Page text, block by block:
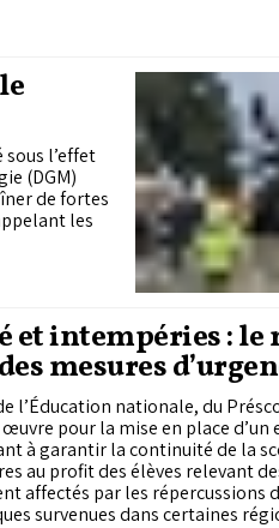
l’effet
(DGM)
de fortes
les
et intempéries :
mesures
touchées
l’Éducation nationale, du
pour la mise en place d’un
à garantir la continuité de la
au profit des élèves relevant
affectés par les répercussions
survenues dans certaines